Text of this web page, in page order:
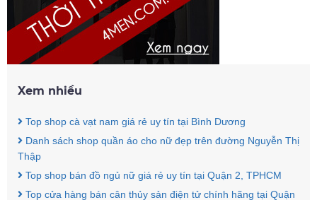
Xem nhiều
Top shop cà vạt nam giá rẻ uy tín tại Bình Dương
Danh sách shop quần áo cho nữ đẹp trên đường Nguyễn Thị
Thập
Top shop bán đồ ngủ nữ giá rẻ uy tín tại Quận 2, TPHCM
Top cửa hàng bán cân thủy sản điện tử chính hãng tại Quận